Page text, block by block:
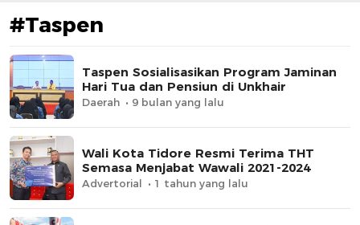
#Taspen
Taspen Sosialisasikan Program Jaminan
Hari Tua dan Pensiun di Unkhair
Daerah 9 bulan yang lalu
Wali Kota Tidore Resmi Terima THT
Semasa Menjabat Wawali 2021-2024
Advertorial 1 tahun yang lalu